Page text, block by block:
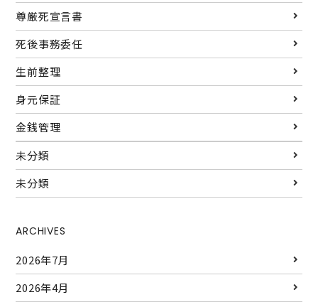
尊厳死宣言書
死後事務委任
生前整理
身元保証
金銭管理
未分類
未分類
ARCHIVES
2026年7月
2026年4月